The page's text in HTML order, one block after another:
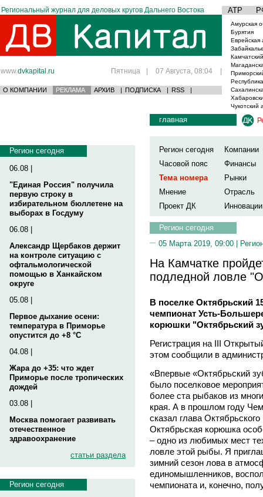
Региональный журнал для деловых кругов Дальнего Востока АТР
www.dvkapital.ru Пятница | 07 Августа, 08:04 |
О КОМПАНИИ РЕКЛАМА АРХИВ | ПОДПИСКА | RSS |
Амурская
Бурятия
Еврейская
Чукотский
Регион сегодня
06.08 |
"Единая Россия" получила
первую строку в
избирательном бюллетене на
выборах в Госдуму
06.08 |
Александр Щербаков держит
на контроле ситуацию с
офтальмологической
помощью в Ханкайском
округе
05.08 |
Первое дыхание осени:
температура в Приморье
опустится до +8 °C
04.08 |
Жара до +35: что ждет
Приморье после тропических
дождей
03.08 |
Москва помогает развивать
отечественное
здравоохранение
статьи раздела
Регион сегодня
главная
Регион сегодня
Компании
Часовой пояс
Финансы
Тема номера
Рынки
Мнение
Отрасль
Проект ДК
Инновации
Регион сегодня
05 Марта 2019, 09:00 |
На Камчатке
подледной ловле
В поселке Октябрьский
чемпионат Усть-
корюшки "Октябрьский
Регистрация на III
этом сообщили в
«Впервые «Октябрьский
было поселковое
более ста рыбаков из
края. А в прошлом году
сказал глава
Октябрьская корюшка
– одно из любимых мест
ловле этой рыбы. Я
зимний сезон лова в
единомышленников,
чемпионата и, конечно,